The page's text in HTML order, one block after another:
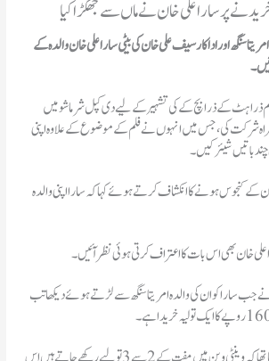
پر سارا علی خان نے ماں سے جھگڑا کیا
سنگھ اور اداکار سیف علی خان کی بیٹی سارا علی خان والدہ کے
ذرا ہٹ کے ذرا بچ کے کی تشہیر کے لیے دی کپل شرما شو میں
شرکت کی، جس میں انہوں نے فلم کے موضوع کے علاوہ اپنی
باتیں شیئر کیں۔
کے کنجوس ہونے کا انکشاف کرتے ہوئے کہا کہ سارا اپنی والدہ
خان بھی اس بات کا اعتراف کرتی ہوئی نظر آئیں۔
جب سارا کو ان کی والدہ امریتا سنگھ سے لڑتے ہوئے دیکھا تب